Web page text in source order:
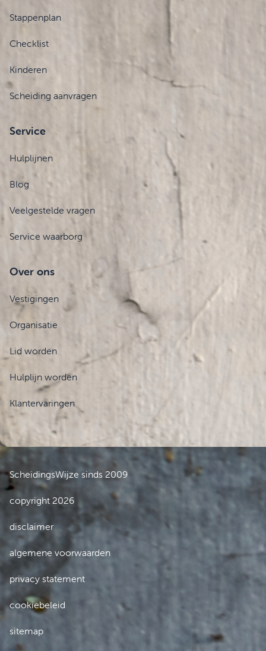
Stappenplan
Checklist
Kinderen
Scheiding aanvragen
Service
Hulplijnen
Blog
Veelgestelde vragen
Service waarborg
Over ons
Vestigingen
Organisatie
Lid worden
Hulplijn worden
Klantervaringen
ScheidingsWijze sinds 2009
copyright 2026
disclaimer
algemene voorwaarden
privacy statement
cookiebeleid
sitemap